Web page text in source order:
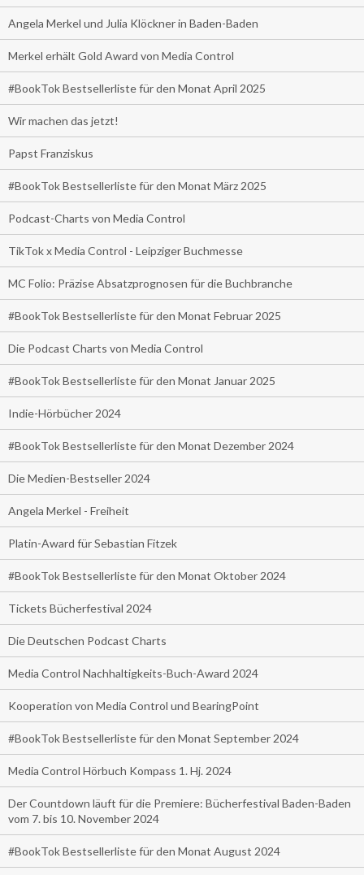
Angela Merkel und Julia Klöckner in Baden-Baden
Merkel erhält Gold Award von Media Control
#BookTok Bestsellerliste für den Monat April 2025
Wir machen das jetzt!
Papst Franziskus
#BookTok Bestsellerliste für den Monat März 2025
Podcast-Charts von Media Control
TikTok x Media Control - Leipziger Buchmesse
MC Folio: Präzise Absatzprognosen für die Buchbranche
#BookTok Bestsellerliste für den Monat Februar 2025
Die Podcast Charts von Media Control
#BookTok Bestsellerliste für den Monat Januar 2025
Indie-Hörbücher 2024
#BookTok Bestsellerliste für den Monat Dezember 2024
Die Medien-Bestseller 2024
Angela Merkel - Freiheit
Platin-Award für Sebastian Fitzek
#BookTok Bestsellerliste für den Monat Oktober 2024
Tickets Bücherfestival 2024
Die Deutschen Podcast Charts
Media Control Nachhaltigkeits-Buch-Award 2024
Kooperation von Media Control und BearingPoint
#BookTok Bestsellerliste für den Monat September 2024
Media Control Hörbuch Kompass 1. Hj. 2024
Der Countdown läuft für die Premiere: Bücherfestival Baden-Baden
vom 7. bis 10. November 2024
#BookTok Bestsellerliste für den Monat August 2024